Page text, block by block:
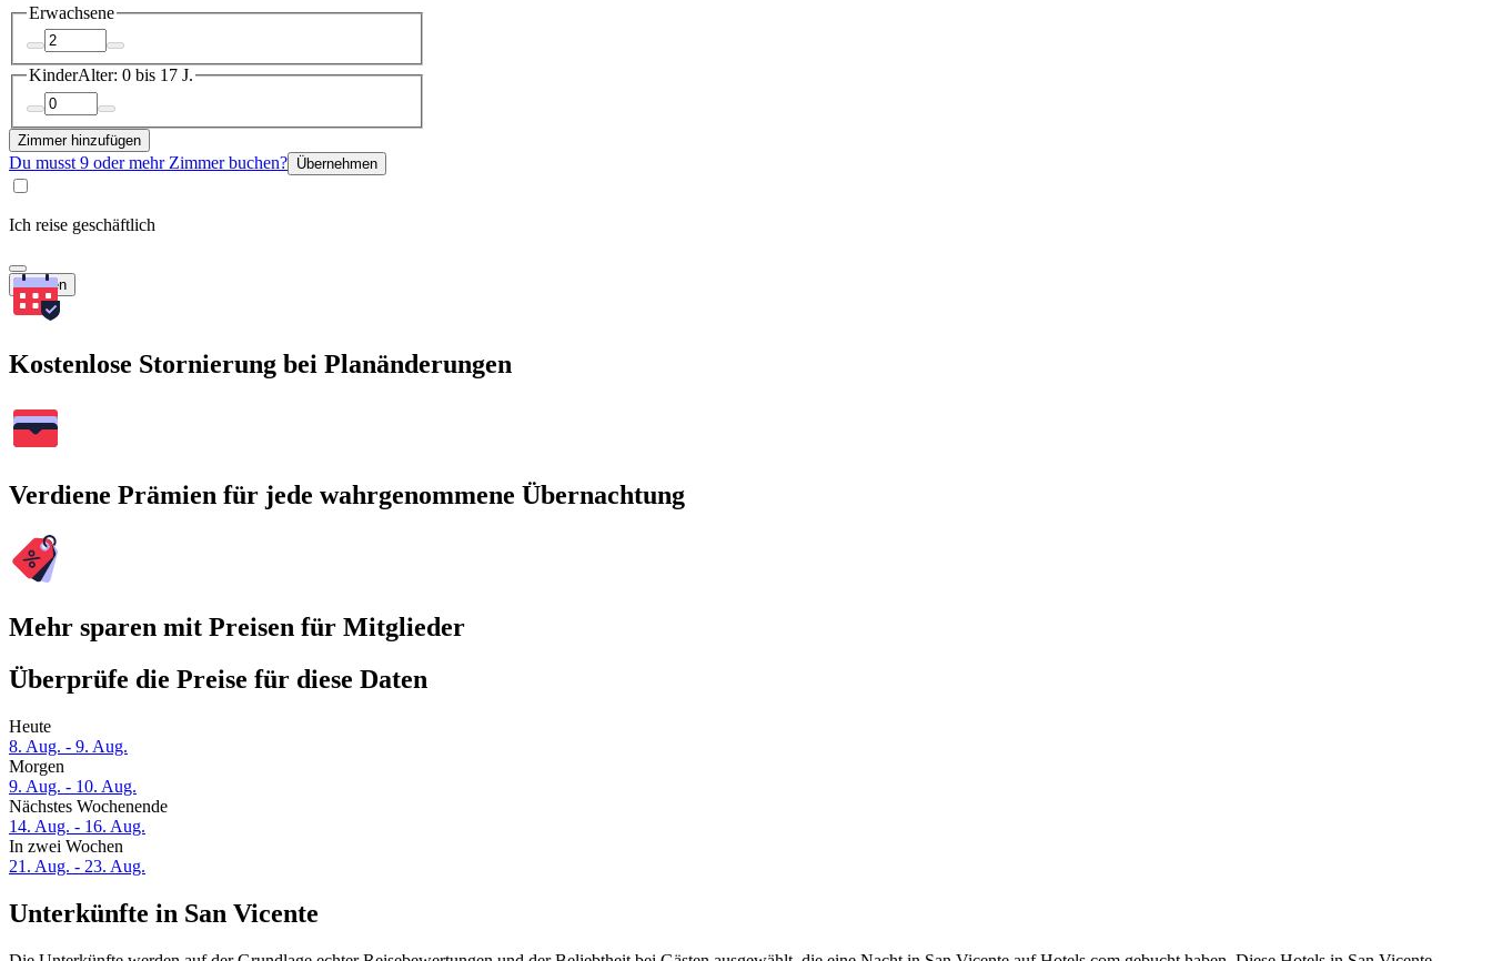
Erwachsene
KinderAlter: 0 bis 17 J.
Zimmer hinzufügen
Du musst 9 oder mehr Zimmer buchen? Übernehmen
Ich reise geschäftlich
Suchen
Kostenlose Stornierung bei Planänderungen
Verdiene Prämien für jede wahrgenommene Übernachtung
Mehr sparen mit Preisen für Mitglieder
Überprüfe die Preise für diese Daten
Heute
8. Aug. - 9. Aug.
Morgen
9. Aug. - 10. Aug.
Nächstes Wochenende
14. Aug. - 16. Aug.
In zwei Wochen
21. Aug. - 23. Aug.
Unterkünfte in San Vicente